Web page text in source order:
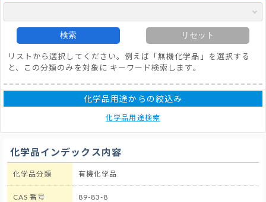
検索 リセット
リストから選択してください。例えば「無機化学品」を選択する
と、この分類のみを対象に キーワード検索します。
化学品用途からの絞込み
化学品用途検索
化学品インデックス内容
化学品分類 有機化学品
CAS 番号 89-83-8